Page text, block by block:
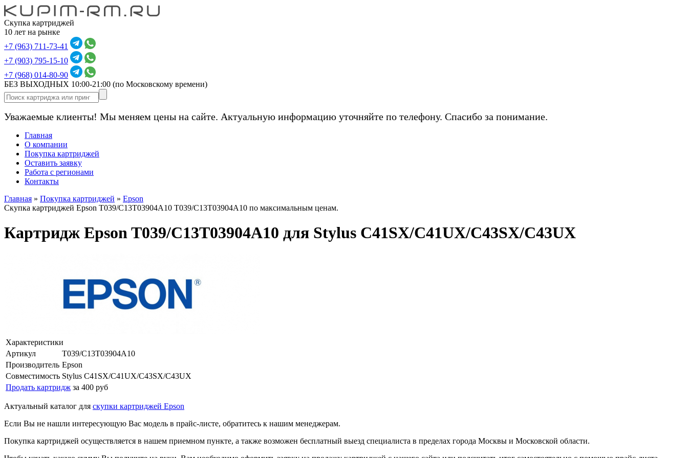
Скупка картриджей
10 лет на рынке
+7 (963) 711-73-41
+7 (903) 795-15-10
+7 (968) 014-80-90
БЕЗ ВЫХОДНЫХ 10:00-21:00 (по Московскому времени)
Уважаемые клиенты! Мы меняем цены на сайте. Актуальную информацию уточняйте по телефону. Спасибо за понимание.
Главная
О компании
Покупка картриджей
Оставить заявку
Работа с регионами
Контакты
Главная » Покупка картриджей » Epson
Скупка картриджей Epson T039/C13T03904A10 T039/C13T03904A10 по максимальным ценам.
Картридж Epson T039/C13T03904A10 для Stylus C41SX/C41UX/C43SX/C43UX
Характеристики
Артикул
T039/C13T03904A10
Производитель Epson
Совместимость Stylus C41SX/C41UX/C43SX/C43UX
Продать картридж за 400 руб
Актуальный каталог для скупки картриджей Epson
Если Вы не нашли интересующую Вас модель в прайс-листе, обратитесь к нашим менеджерам.
Покупка картриджей осуществляется в нашем приемном пункте, а также возможен бесплатный выезд специалиста в пределах города Москвы и Московской области.